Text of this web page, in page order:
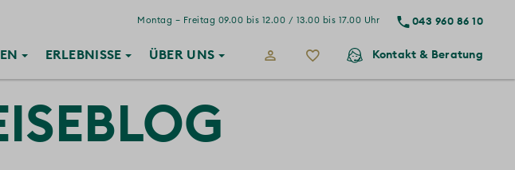
043 960 86 10
Montag – Freitag 09.00 bis 12.00 / 13.00 bis 17.00 Uhr
ERLEBNISSE ÜBER UNS Kontakt & Beratung